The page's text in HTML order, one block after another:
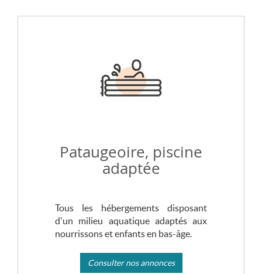
Pataugeoire, piscine
adaptée
Tous les hébergements disposant
d'un milieu aquatique adaptés aux
nourrissons et enfants en bas-âge.
Consulter nos annonces